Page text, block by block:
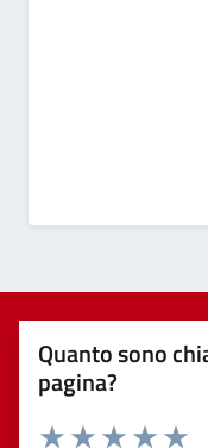
Quanto sono
pagina?